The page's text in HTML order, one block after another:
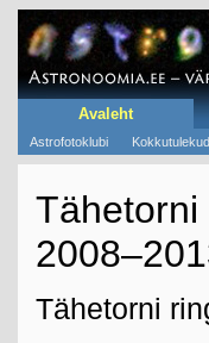
Avaleht
Astrofotoklubi Kokkutulekud
Tähetorni